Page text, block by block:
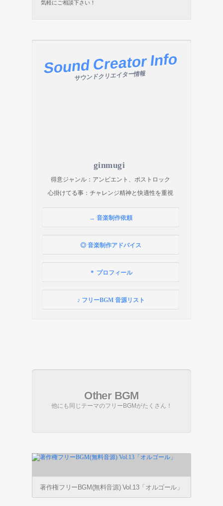
気軽にご相談下さい！
Sound Creator Info
サウンドクリエイター情報
ginmugi
得意ジャンル：アンビエント、ポストロック
心掛けてる事：チャレンジ精神と快適性を重視
→ 音楽制作依頼
◎ 音楽制作アドバイス
＊ プロフィール
♪ フリーBGM 音源リスト
Other BGM
他にも同じテーマのフリーBGMがたくさん！
著作権フリーBGM(無料音源) Vol.13「オルゴール」